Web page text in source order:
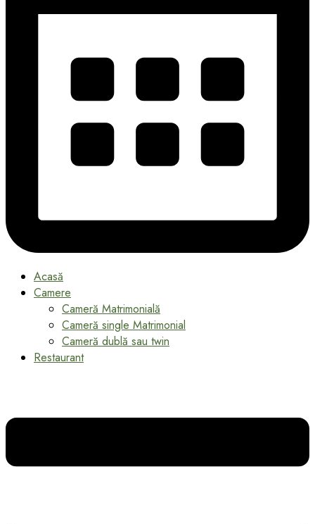
Acasă
Camere
Cameră Matrimonială
Cameră single Matrimonial
Cameră dublă sau twin
Restaurant